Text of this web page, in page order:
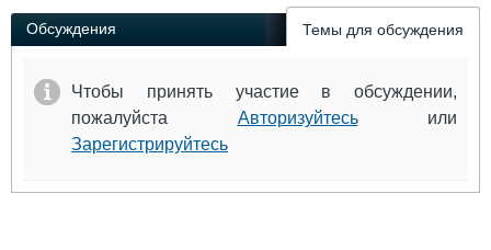
Обсуждения Темы для обсуждения
Чтобы принять участие в обсуждении,
пожалуйста Авторизуйтесьили
Зарегистрируйтесь